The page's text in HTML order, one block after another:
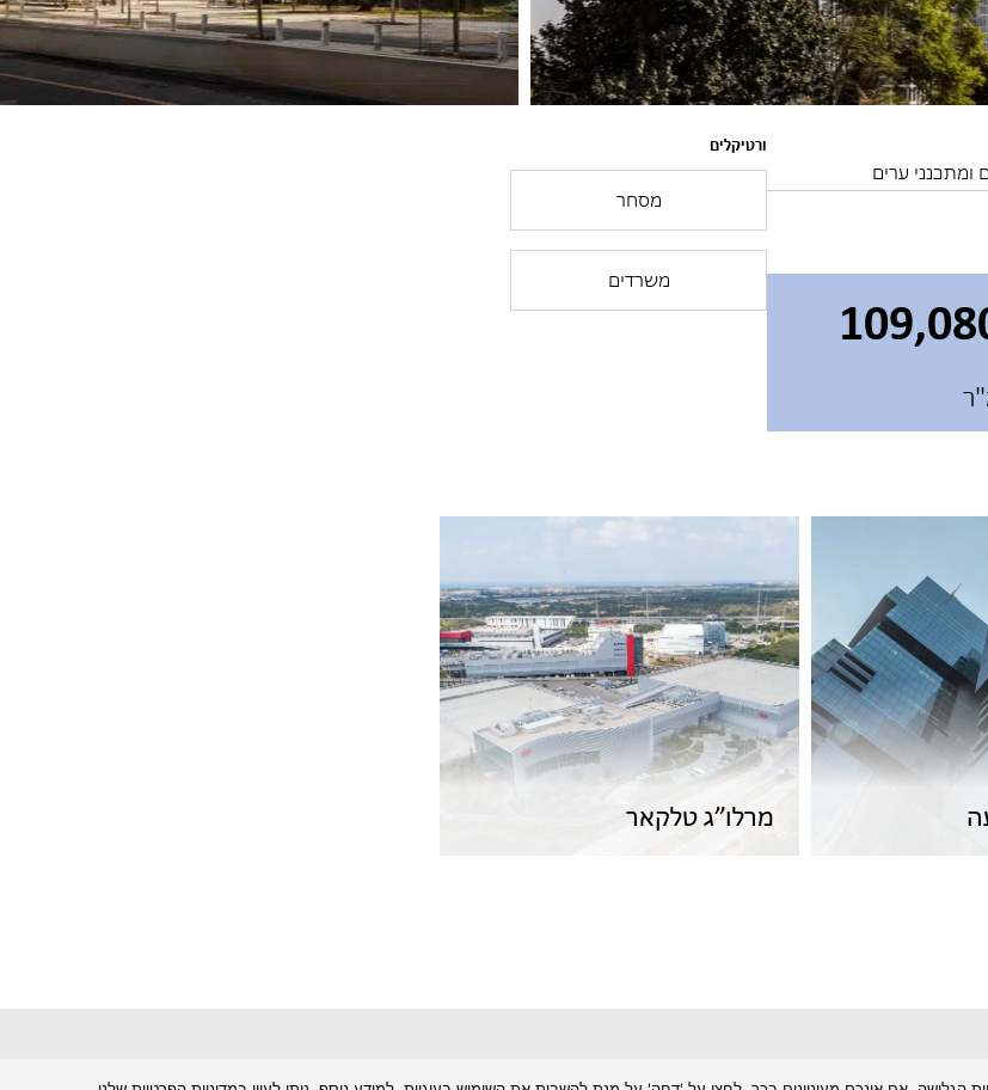
ומתכנני ערים
ורטיקלים
מסחר
משרדים
מרלו”ג טלקאר